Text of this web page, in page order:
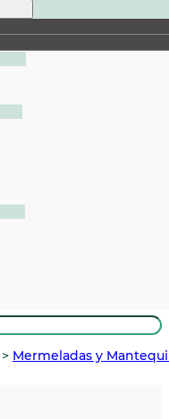
> Mermeladas y